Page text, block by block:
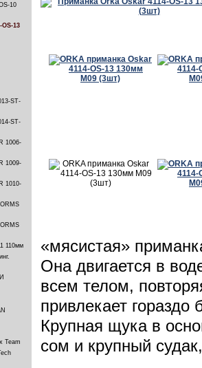
10
13
ST-
ST-
1006-
1009-
1010-
110мм
Team
«мясистая»
Она двигается в
всем телом,
привлекает
Крупная щука в
сом и крупный